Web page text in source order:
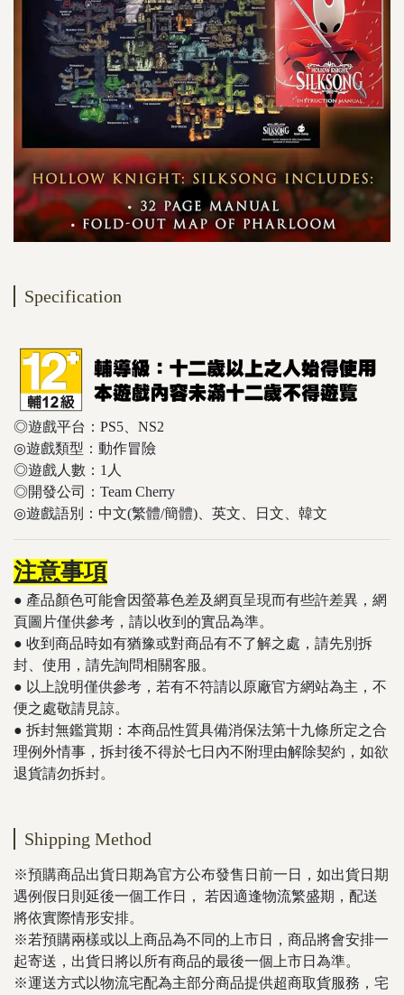
Specification
◎遊戲平台：PS5、NS2
◎遊戲類型：動作冒險
◎遊戲人數：1人
◎開發公司：Team Cherry
◎遊戲語別：中文(繁體/簡體)、英文、日文、韓文
注意事項
● 產品顏色可能會因螢幕色差及網頁呈現而有些許差異，網
頁圖片僅供參考，請以收到的實品為準。
● 收到商品時如有猶豫或對商品有不了解之處，請先別拆
封、使用，請先詢問相關客服。
● 以上說明僅供參考，若有不符請以原廠官方網站為主，不
便之處敬請見諒。
​​​​​● 拆封無鑑賞期：本商品性質具備消保法第十九條所定之合
理例外情事，拆封後不得於七日內不附理由解除契約，如欲
退貨請勿拆封。
Shipping Method
※預購商品出貨日期為官方公布發售日前一日，如出貨日期
遇例假日則延後一個工作日， 若因適逢物流繁盛期，配送
將依實際情形安排。
※若預購兩樣或以上商品為不同的上市日，商品將會安排一
起寄送，出貨日將以所有商品的最後一個上市日為準。
※運送方式以物流宅配為主部分商品提供超商取貨服務，宅